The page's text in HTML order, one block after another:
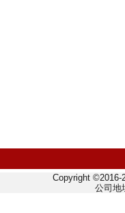
Copyright ©2016-
公司地